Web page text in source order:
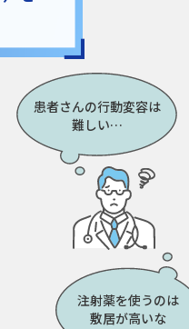
患者さんの行動変容は
難しい…
注射薬を使うのは
敷居が高いな